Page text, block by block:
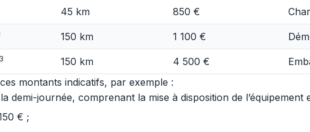
45 km 850 €
150 km 1 100 €
3 150 km 4 500 €
montants indicatifs, par exemple :
journée, comprenant la mise à disposition de l’équipement
€ ;